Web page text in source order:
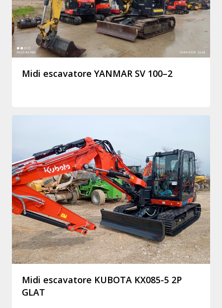
Midi escavatore YANMAR SV 100–2
Midi escavatore KUBOTA KX085-5 2P
GLAT